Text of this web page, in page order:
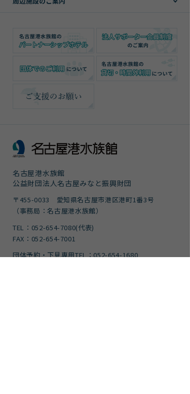
名古屋港水族館
公益財団法人名古屋みなと振興財団
〒455-0033 愛知県名古屋市港区港町1番3号
（事務局：名古屋港水族館）
TEL：052-654-7080(代表)
FAX：052-654-7001
団体予約・下見専用TEL：052-654-1680